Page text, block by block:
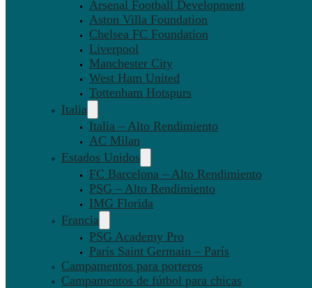
Arsenal Football Development
Aston Villa Foundation
Chelsea FC Foundation
Liverpool
Manchester City
West Ham United
Tottenham Hotspurs
Italia
Italia – Alto Rendimiento
AC Milan
Estados Unidos
FC Barcelona – Alto Rendimiento
PSG – Alto Rendimiento
IMG Florida
Francia
PSG Academy Pro
París Saint Germain – París
Campamentos para porteros
Campamentos de fútbol para chicas